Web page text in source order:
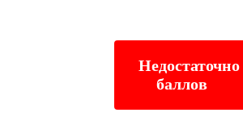
Недостаточно
баллов